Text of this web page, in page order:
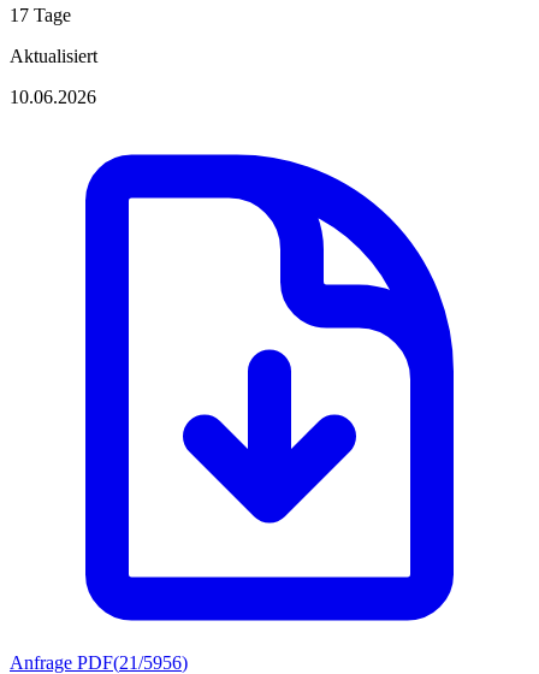
17 Tage
Aktualisiert
10.06.2026
Anfrage PDF(21/5956)